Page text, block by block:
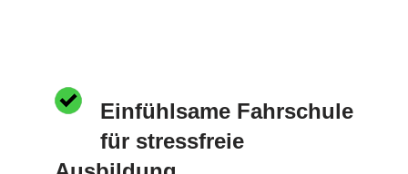
Einfühlsame Fahrschule
für stressfreie